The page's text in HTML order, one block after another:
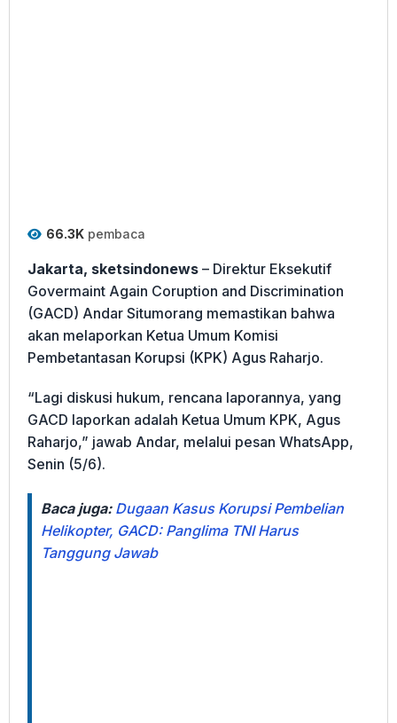
66.3K pembaca
Jakarta, sketsindonews – Direktur Eksekutif
Govermaint Again Coruption and Discrimination
(GACD) Andar Situmorang memastikan bahwa
akan melaporkan Ketua Umum Komisi
Pembetantasan Korupsi (KPK) Agus Raharjo.
“Lagi diskusi hukum, rencana laporannya, yang
GACD laporkan adalah Ketua Umum KPK, Agus
Raharjo,” jawab Andar, melalui pesan WhatsApp,
Senin (5/6).
Baca juga: Dugaan Kasus Korupsi Pembelian
Helikopter, GACD: Panglima TNI Harus
Tanggung Jawab